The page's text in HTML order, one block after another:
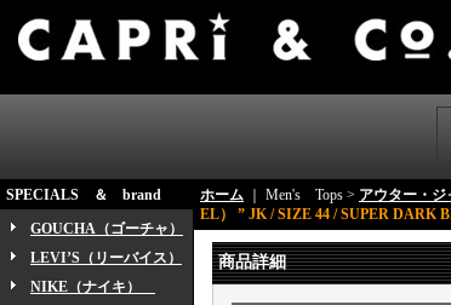
SPECIALS ＆ brand
GOUCHA（ゴーチャ）
LEVI’S（リーバイス）
NIKE（ナイキ）
ホーム ｜ Men's Tops > アウター・ジ
EL） ” JK / SIZE 44 / SUPER DARK
商品詳細